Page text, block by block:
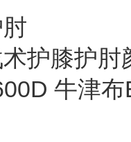
护膝护
牛津布